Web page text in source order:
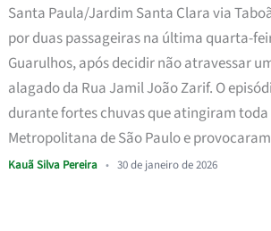
Santa Paula/Jardim Santa Clara via
por duas passageiras na última quarta-
Guarulhos, após decidir não atravessar
alagado da Rua Jamil João Zarif. O
durante fortes chuvas que atingiram toda
Metropolitana de São Paulo e
Kauã Silva Pereira • 30 de janeiro de 2026